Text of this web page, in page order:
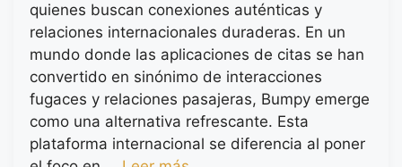
quienes buscan conexiones auténticas y
relaciones internacionales duraderas. En un
mundo donde las aplicaciones de citas se han
convertido en sinónimo de interacciones
fugaces y relaciones pasajeras, Bumpy emerge
como una alternativa refrescante. Esta
plataforma internacional se diferencia al poner